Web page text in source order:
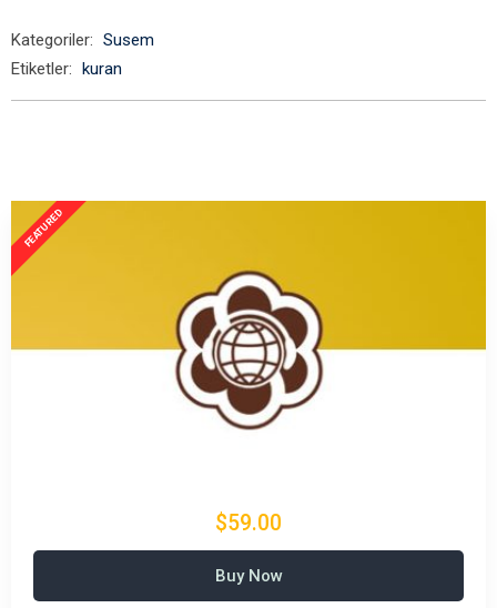
Kategoriler: Susem
Etiketler: kuran
$59.00
Buy Now